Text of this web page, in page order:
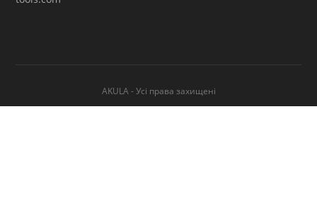
AKULA - Усі права захищені